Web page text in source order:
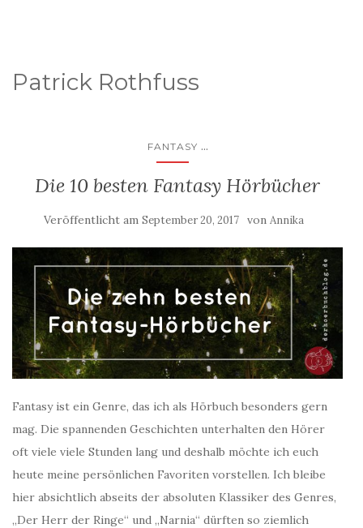
Patrick Rothfuss
FANTASY ...
Die 10 besten Fantasy Hörbücher
Veröffentlicht am September 20, 2017 von Annika
Fantasy ist ein Genre, das ich als Hörbuch besonders gern
mag. Die spannenden Geschichten unterhalten den Hörer
oft viele viele Stunden lang und deshalb möchte ich euch
heute meine persönlichen Favoriten vorstellen. Ich bleibe
hier absichtlich abseits der absoluten Klassiker des Genres,
„Der Herr der Ringe“ und „Narnia“ dürften so ziemlich